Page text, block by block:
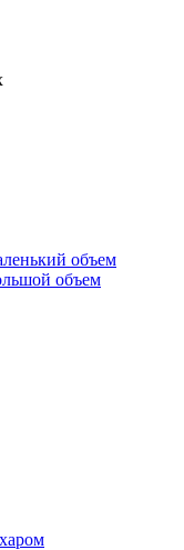
объем
объем